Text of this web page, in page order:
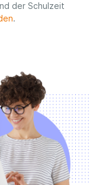
der Schulzeit
.